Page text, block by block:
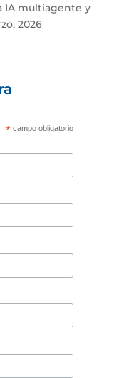
IA multiagente y
2026
* campo obligatorio